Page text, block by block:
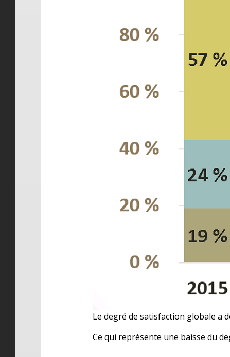
Le degré de satisfaction globale a
Ce qui représente une baisse du